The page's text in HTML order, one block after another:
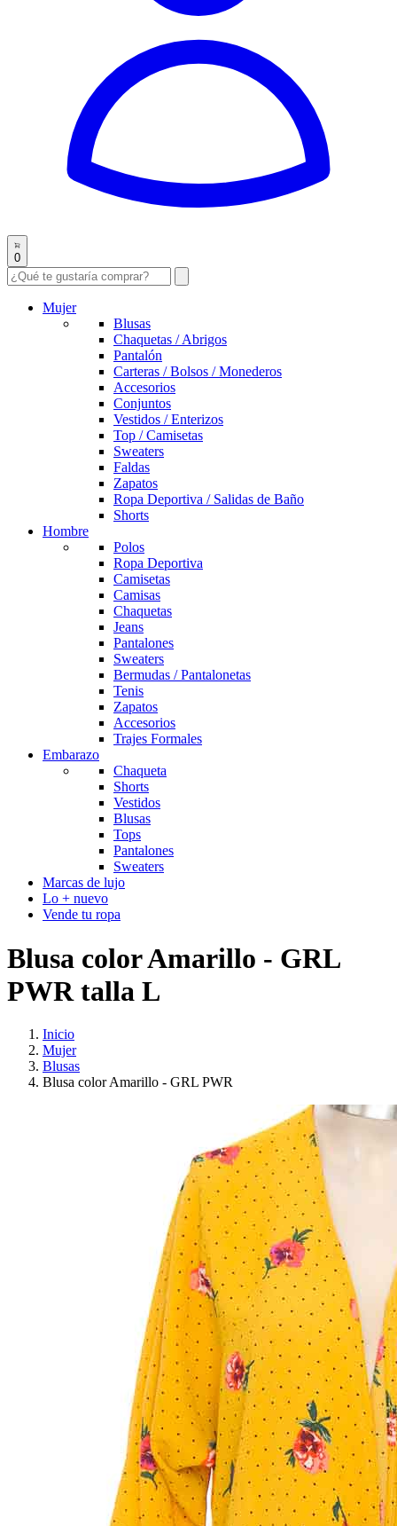
0
Mujer
Blusas
Chaquetas / Abrigos
Pantalón
Carteras / Bolsos / Monederos
Accesorios
Conjuntos
Vestidos / Enterizos
Top / Camisetas
Sweaters
Faldas
Zapatos
Ropa Deportiva / Salidas de Baño
Shorts
Hombre
Polos
Ropa Deportiva
Camisetas
Camisas
Chaquetas
Jeans
Pantalones
Sweaters
Bermudas / Pantalonetas
Tenis
Zapatos
Accesorios
Trajes Formales
Embarazo
Chaqueta
Shorts
Vestidos
Blusas
Tops
Pantalones
Sweaters
Marcas de lujo
Lo + nuevo
Vende tu ropa
Blusa color Amarillo - GRL
PWR talla L
Inicio
Mujer
Blusas
Blusa color Amarillo - GRL PWR